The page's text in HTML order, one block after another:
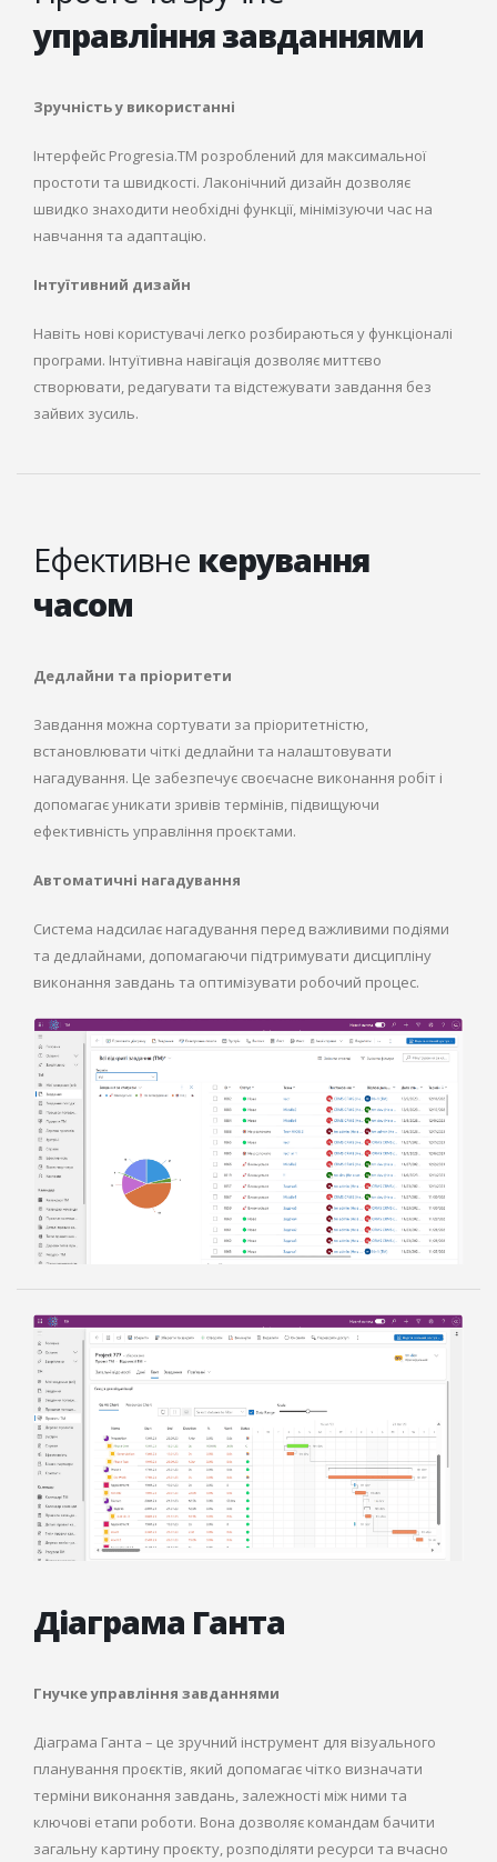
управління завданнями
Зручність у використанні
Інтерфейс Progresia.TM розроблений для максимальної
простоти та швидкості. Лаконічний дизайн дозволяє
швидко знаходити необхідні функції, мінімізуючи час на
навчання та адаптацію.
Інтуїтивний дизайн
Навіть нові користувачі легко розбираються у функціоналі
програми. Інтуїтивна навігація дозволяє миттєво
створювати, редагувати та відстежувати завдання без
зайвих зусиль.
Ефективне керування
часом
Дедлайни та пріоритети
Завдання можна сортувати за пріоритетністю,
встановлювати чіткі дедлайни та налаштовувати
нагадування. Це забезпечує своєчасне виконання робіт і
допомагає уникати зривів термінів, підвищуючи
ефективність управління проєктами.
Автоматичні нагадування
Система надсилає нагадування перед важливими подіями
та дедлайнами, допомагаючи підтримувати дисципліну
виконання завдань та оптимізувати робочий процес.
Діаграма Ганта
Гнучке управління завданнями
Діаграма Ганта – це зручний інструмент для візуального
планування проєктів, який допомагає чітко визначати
терміни виконання завдань, залежності між ними та
ключові етапи роботи. Вона дозволяє командам бачити
загальну картину проєкту, розподіляти ресурси та вчасно